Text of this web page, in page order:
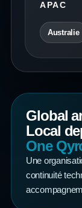
APAC
Australie
Global
Local
One
Une
continuité